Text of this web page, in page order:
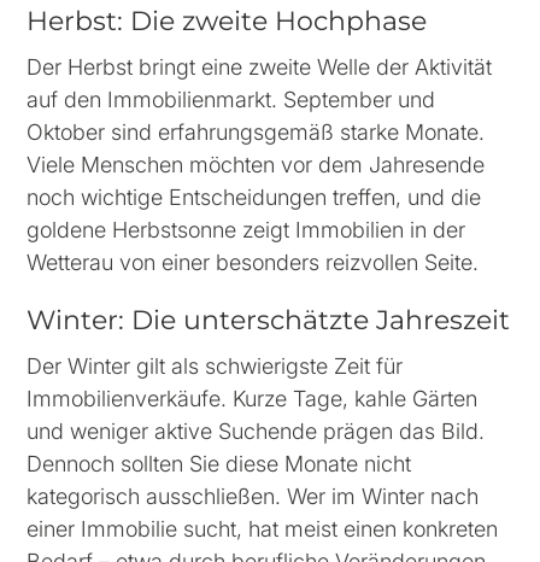
Herbst: Die zweite Hochphase
Der Herbst bringt eine zweite Welle der Aktivität
auf den Immobilienmarkt. September und
Oktober sind erfahrungsgemäß starke Monate.
Viele Menschen möchten vor dem Jahresende
noch wichtige Entscheidungen treffen, und die
goldene Herbstsonne zeigt Immobilien in der
Wetterau von einer besonders reizvollen Seite.
Winter: Die unterschätzte Jahreszeit
Der Winter gilt als schwierigste Zeit für
Immobilienverkäufe. Kurze Tage, kahle Gärten
und weniger aktive Suchende prägen das Bild.
Dennoch sollten Sie diese Monate nicht
kategorisch ausschließen. Wer im Winter nach
einer Immobilie sucht, hat meist einen konkreten